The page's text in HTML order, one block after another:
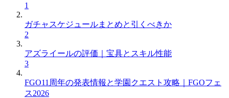
1
ガチャスケジュールまとめと引くべきか
2
アズライールの評価｜宝具とスキル性能
3
FGO11周年の発表情報と学園クエスト攻略｜FGOフェ
ス2026